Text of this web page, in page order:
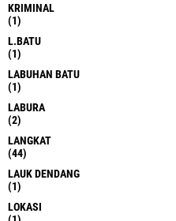
KRIMINAL
(1)
L.BATU
(1)
LABUHAN BATU
(1)
LABURA
(2)
LANGKAT
(44)
LAUK DENDANG
(1)
LOKASI